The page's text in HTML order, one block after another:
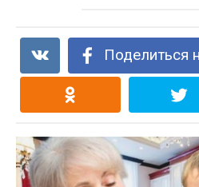
Поделиться